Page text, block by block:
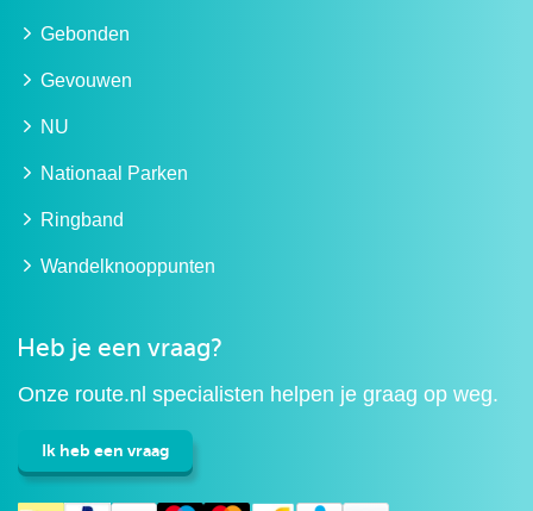
Gebonden
Gevouwen
NU
Nationaal Parken
Ringband
Wandelknooppunten
Heb je een vraag?
Onze route.nl specialisten helpen je graag op weg.
Ik heb een vraag